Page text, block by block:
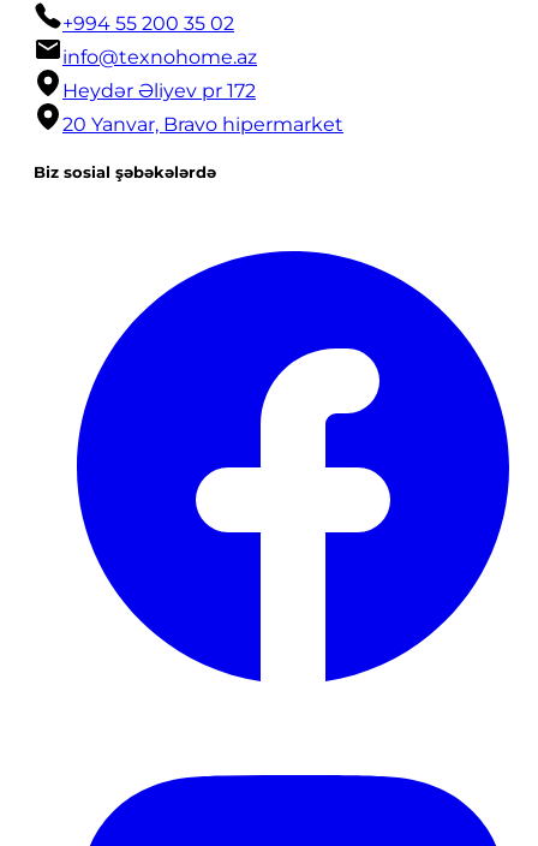
+994 55 200 35 02
info@texnohome.az
Heydər Əliyev pr 172
20 Yanvar, Bravo hipermarket
Biz sosial şəbəkələrdə